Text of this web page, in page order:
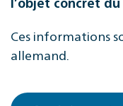
Ces informations
allemand.